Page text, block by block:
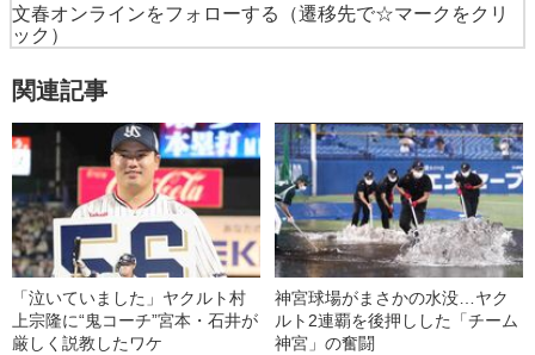
文春オンラインをフォローする
（遷移先で☆マークをクリ
ック）
関連記事
「泣いていました」ヤクルト村
上宗隆に“鬼コーチ”宮本・石井が
厳しく説教したワケ
神宮球場がまさかの水没…ヤク
ルト2連覇を後押しした「チーム
神宮」の奮闘